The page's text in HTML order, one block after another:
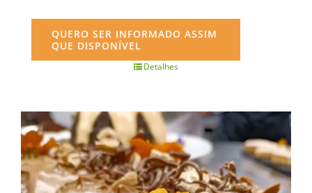
QUERO SER INFORMADO ASSIM
QUE DISPONÍVEL
Detalhes